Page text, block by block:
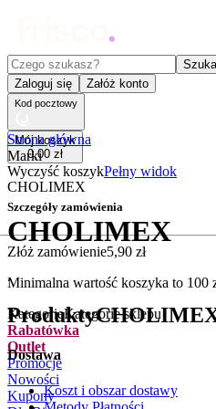
Czego szukasz?
Zaloguj się
Załóż konto
Kod pocztowy
Mój koszyk
0,00 zł
Wyczyść koszykPełny widok
Szczegóły zamówienia
Złóż zamówienie5,90 zł
Minimalna wartość koszyka to 100
KategorieKategorie sklepu
Rabatówka
Outlet
Promocje
Nowości
Kupony
Strona główna
Marki
CHOLIMEX
CHOLIMEX
.
Produkty
Dostawa
Koszt i obszar dostawy